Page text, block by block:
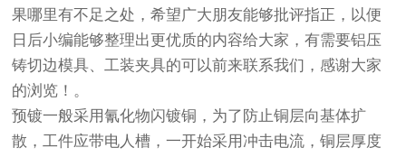
果哪里有不足之处，希望广大朋友能够批评指正，以便
日后小编能够整理出更优质的内容给大家，有需要铝压
铸切边模具、工装夹具的可以前来联系我们，感谢大家
的浏览！。
预镀一般采用氰化物闪镀铜，为了防止铜层向基体扩
散，工件应带电人槽，一开始采用冲击电流，铜层厚度